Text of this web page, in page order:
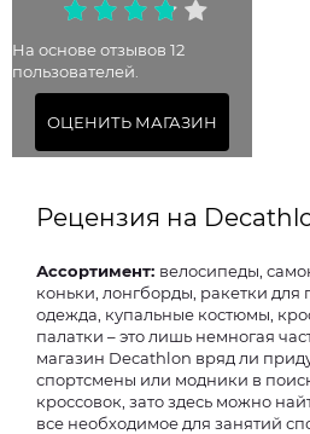
На основе отзывов 12
пользователей.
ОЦЕНИТЬ МАГАЗИН
Рецензия на
Ассортимент: велосипеды,
коньки, лонгборды, ракетки для
одежда, купальные костюмы,
палатки – это лишь немногая
магазин Decathlon вряд ли
спортсмены или модники в
кроссовок, зато здесь можно
все необходимое для занятий